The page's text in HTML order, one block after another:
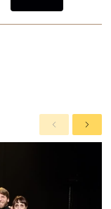
A
n
S
i